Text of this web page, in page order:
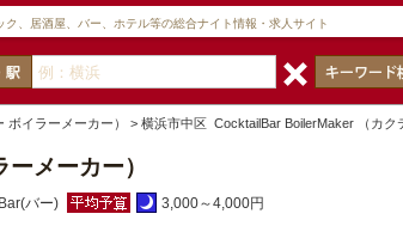
、居酒屋、バー、ホテル等の総合ナイト情報・求人サイト
ボイラーメーカー） > 横浜市中区 CocktailBar BoilerMaker （カ
メーカー）
Bar(バー) 3,000～4,000円